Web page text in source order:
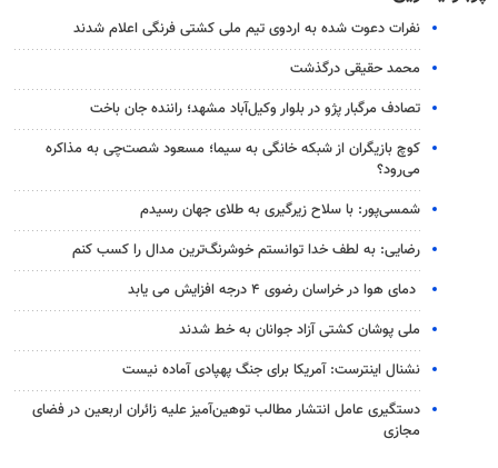
نفرات دعوت شده به اردوی تیم ملی کشتی فرنگی اعلام شدند
محمد حقیقی درگذشت
تصادف مرگبار پژو در بلوار وکیل‌آباد مشهد؛ راننده جان باخت
کوچ بازیگران از شبکه خانگی به سیما؛ مسعود شصت‌چی به مذاکره
می‌رود؟
شمسی‌پور: با سلاح زیرگیری به طلای جهان رسیدم
رضایی: به لطف خدا توانستم خوشرنگ‌ترین مدال را کسب کنم
دمای هوا در خراسان رضوی ۴ درجه افزایش می یابد
ملی پوشان کشتی آزاد جوانان به خط شدند
نشنال اینترست: آمریکا برای جنگ پهپادی آماده نیست
دستگیری عامل انتشار مطالب توهین‌آمیز علیه زائران اربعین در فضای
مجازی